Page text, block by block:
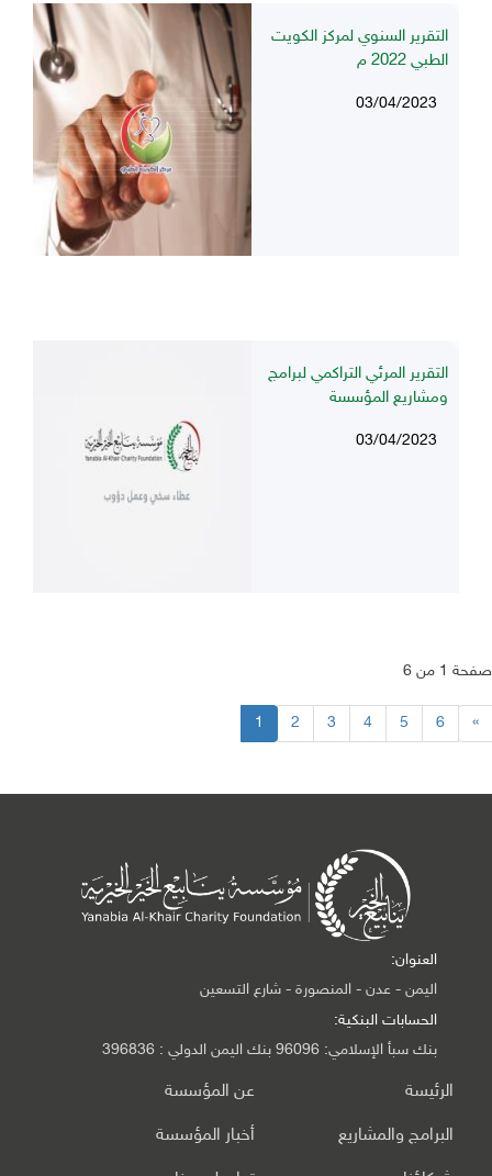
التقرير السنوي لمركز الكويت
الطبي 2022 م
03/04/2023
التقرير المرئي التراكمي لبرامج
ومشاريع المؤسسة
03/04/2023
صفحة 1 من 6
1 2 3 4 5 6 »
العنوان:
اليمن - عدن - المنصورة - شارع التسعين
الحسابات البنكية:
بنك سبأ الإسلامي: 96096 بنك اليمن الدولي : 396836
الرئيسة عن المؤسسة
البرامج والمشاريع أخبار المؤسسة